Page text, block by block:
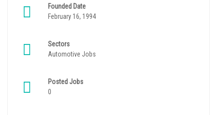
Founded Date
February 16, 1994
Sectors
Automotive Jobs
Posted Jobs
0